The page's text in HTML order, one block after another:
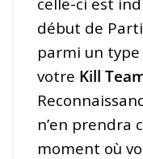
début de
parmi un
votre Kill
n’en prendra
moment où